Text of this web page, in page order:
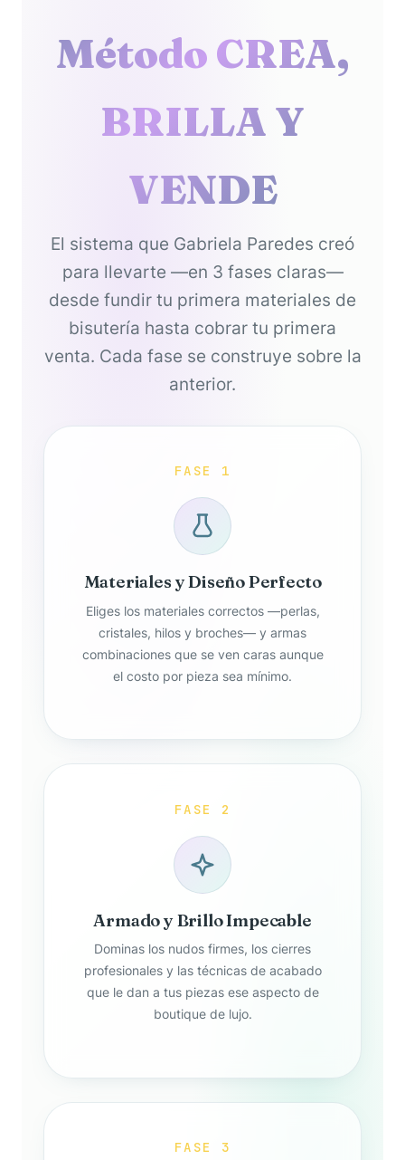
Método CREA,
BRILLA Y
VENDE
El sistema que Gabriela Paredes creó
para llevarte —en 3 fases claras—
desde fundir tu primera materiales de
bisutería hasta cobrar tu primera
venta. Cada fase se construye sobre la
anterior.
FASE 1
Materiales y Diseño Perfecto
Eliges los materiales correctos —perlas,
cristales, hilos y broches— y armas
combinaciones que se ven caras aunque
el costo por pieza sea mínimo.
FASE 2
Armado y Brillo Impecable
Dominas los nudos firmes, los cierres
profesionales y las técnicas de acabado
que le dan a tus piezas ese aspecto de
boutique de lujo.
FASE 3